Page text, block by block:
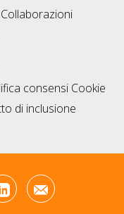
Collaborazioni
consensi Cookie
di inclusione